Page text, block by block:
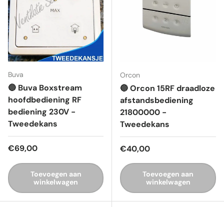
Buva
🔵 Buva Boxstream
hoofdbediening RF
bediening 230V -
Tweedekans
Reguliere prijs
€69,00
Toevoegen aan
winkelwagen
Orcon
🔵 Orcon 15RF draadloze
afstandsbediening
21800000 -
Tweedekans
Reguliere prijs
€40,00
Toevoegen aan
winkelwagen